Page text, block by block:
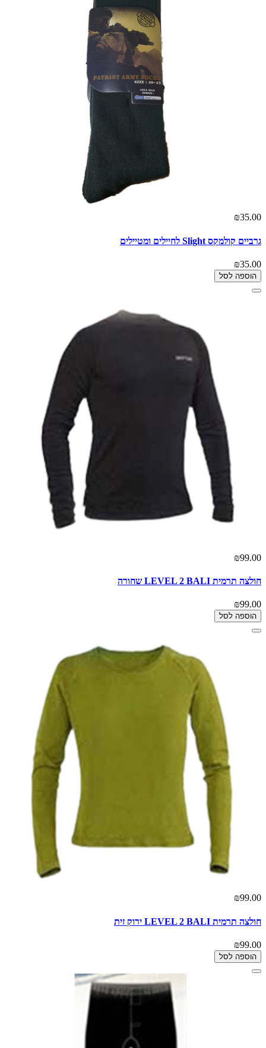
₪35.00
גרביים קולמקס Slight לחיילים ומטיילים
₪35.00
הוספה לסל
₪99.00
חולצה תרמית LEVEL 2 BALI שחורה
₪99.00
הוספה לסל
₪99.00
חולצה תרמית LEVEL 2 BALI ירוק זית
₪99.00
הוספה לסל